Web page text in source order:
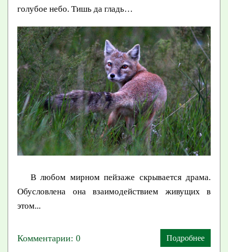
голубое небо. Тишь да гладь…
В любом мирном пейзаже скрывается драма.
Обусловлена она взаимодействием живущих в
этом...
Комментарии: 0 Подробнее